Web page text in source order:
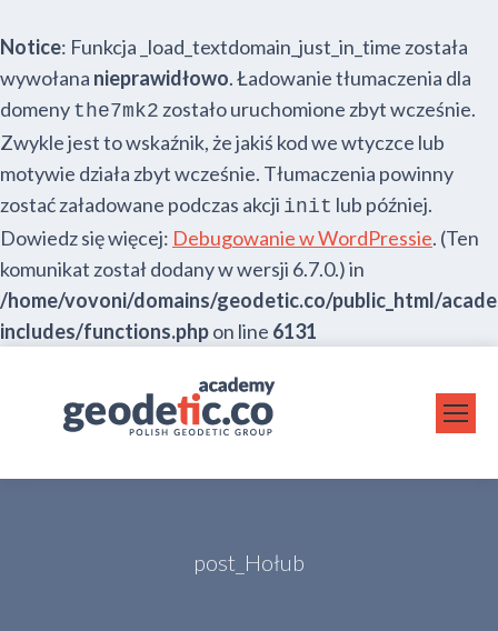
Notice: Funkcja _load_textdomain_just_in_time została
wywołana nieprawidłowo. Ładowanie tłumaczenia dla
domeny the7mk2 zostało uruchomione zbyt wcześnie.
Zwykle jest to wskaźnik, że jakiś kod we wtyczce lub
motywie działa zbyt wcześnie. Tłumaczenia powinny
zostać załadowane podczas akcji init lub później.
Dowiedz się więcej: Debugowanie w WordPressie. (Ten
komunikat został dodany w wersji 6.7.0.) in
/home/vovoni/domains/geodetic.co/public_html/
includes/functions.phpon line 6131
post_Hołub